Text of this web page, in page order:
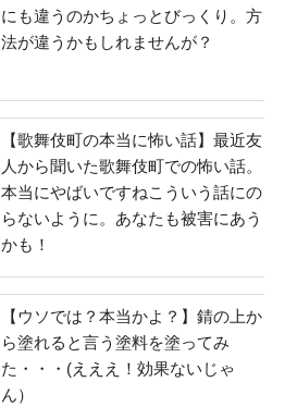
にも違うのかちょっとびっくり。方
法が違うかもしれませんが？
【歌舞伎町の本当に怖い話】最近友
人から聞いた歌舞伎町での怖い話。
本当にやばいですねこういう話にの
らないように。あなたも被害にあう
かも！
【ウソでは？本当かよ？】錆の上か
ら塗れると言う塗料を塗ってみ
た・・・(えええ！効果ないじゃ
ん）